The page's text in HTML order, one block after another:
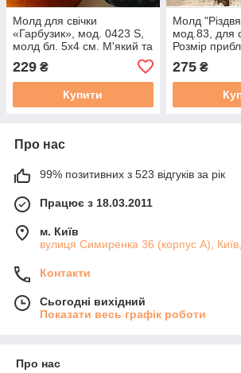
Молд для свічки
«Гарбузик», мод. 0423 S,
молд бл. 5х4 см. М'який та
229 ₴
Купити
Молд
мод.83, для
Розмір
275₴
Про нас
99% позитивних з 523 відгуків за рік
Працює з 18.03.2011
м. Київ
вулиця Симиренка 36 (корпус А),
Контакти
Сьогодні вихідний
Показати весь графік роботи
Про нас